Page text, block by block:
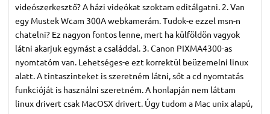
videószerkesztő? A házi videókat szoktam editálgatni. 2. Van
egy Mustek Wcam 300A webkamerám. Tudok-e ezzel msn-n
chatelni? Ez nagyon fontos lenne, mert ha külföldön vagyok
látni akarjuk egymást a családdal. 3. Canon PIXMA4300-as
nyomtatóm van. Lehetséges-e ezt korrektül beüzemelni linux
alatt. A tintaszinteket is szeretném látni, sőt a cd nyomtatás
funkcióját is használni szeretném. A honlapján nem láttam
linux drivert csak MacOSX drivert. Úgy tudom a Mac unix alapú,